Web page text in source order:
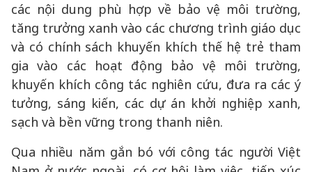
các nội dung phù hợp về bảo vệ môi trường,
tăng trưởng xanh vào các chương trình giáo dục
và có chính sách khuyến khích thế hệ trẻ tham
gia vào các hoạt động bảo vệ môi trường,
khuyến khích công tác nghiên cứu, đưa ra các ý
tưởng, sáng kiến, các dự án khởi nghiệp xanh,
sạch và bền vững trong thanh niên.
Qua nhiều năm gắn bó với công tác người Việt